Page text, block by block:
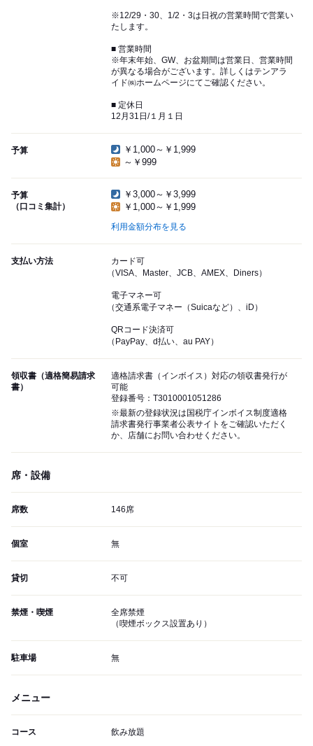
※12/29・30、1/2・3は日祝の営業時間で営業い
たします。
■ 営業時間
※年末年始、GW、お盆期間は営業日、営業時間
が異なる場合がございます。詳しくはテンアラ
イド㈱ホームページにてご確認ください。
■ 定休日
12月31日/１月１日
予算
￥1,000～￥1,999
～￥999
予算
（口コミ集計）
￥3,000～￥3,999
￥1,000～￥1,999
利用金額分布を見る
支払い方法
カード可
（VISA、Master、JCB、AMEX、Diners）
電子マネー可
（交通系電子マネー（Suicaなど）、iD）
QRコード決済可
（PayPay、d払い、au PAY）
領収書（適格簡易請求
書）
適格請求書（インボイス）対応の領収書発行が
可能
登録番号：T3010001051286
※最新の登録状況は国税庁インボイス制度適格
請求書発行事業者公表サイトをご確認いただく
か、店舗にお問い合わせください。
席・設備
席数 146席
個室 無
貸切 不可
禁煙・喫煙
全席禁煙
（喫煙ボックス設置あり）
駐車場 無
メニュー
コース 飲み放題